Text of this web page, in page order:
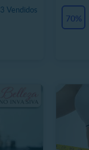
3 Vendidos
70%